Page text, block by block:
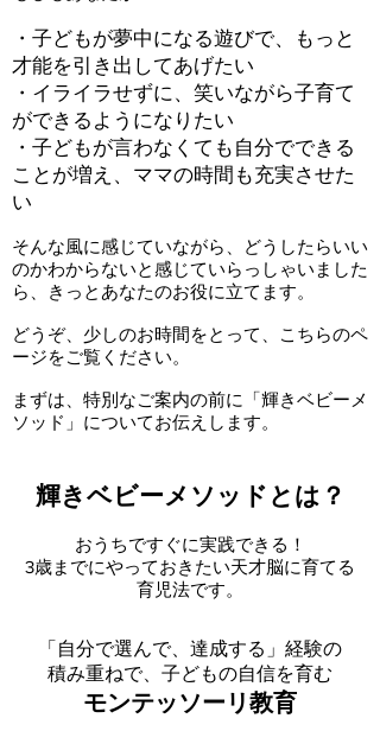
・子どもが夢中になる遊びで、もっと
才能を引き出してあげたい
・イライラせずに、笑いながら子育て
ができるようになりたい
・子どもが言わなくても自分でできる
ことが増え、ママの時間も充実させた
い
そんな風に感じていながら、どうしたらいい
のかわからないと感じていらっしゃいました
ら、きっとあなたのお役に立てます。
どうぞ、少しのお時間をとって、こちらのペ
ージをご覧ください。
​まずは、特別なご案内の前に「輝きベビーメ
ソッド」についてお伝えします。
輝きベビーメソッドとは？
おうちですぐに実践できる！
3歳までにやっておきたい天才脳に育てる
育児法です。
「自分で選んで、達成する」経験の
積み重ねで、子どもの自信を育む
モンテッソーリ教育